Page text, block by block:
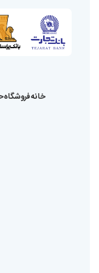
خانهفروشگاه